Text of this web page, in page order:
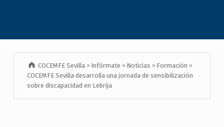
COCEMFE Sevilla > Infórmate > Noticias > Formación >
COCEMFE Sevilla desarrolla una jornada de sensibilización
sobre discapacidad en Lebrija